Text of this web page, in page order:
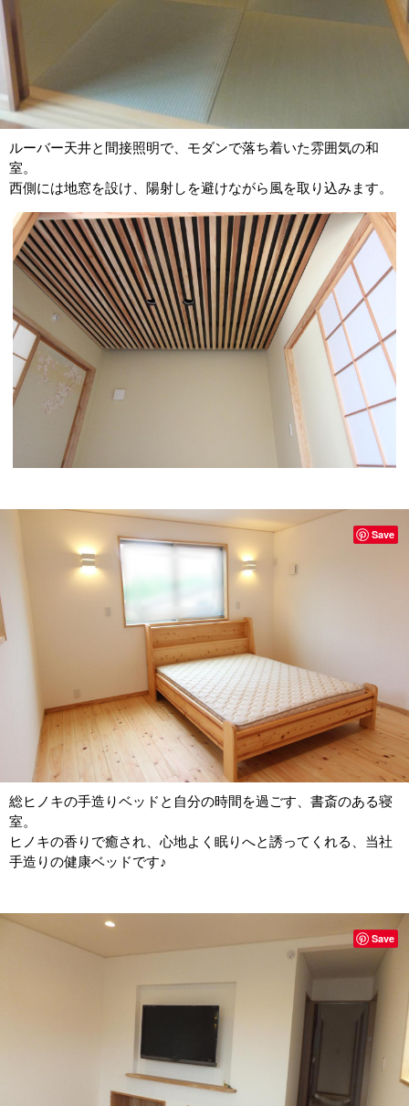
ルーバー天井と間接照明で、モダンで落ち着いた雰囲気の和
室。
西側には地窓を設け、陽射しを避けながら風を取り込みます。
総ヒノキの手造りベッドと自分の時間を過ごす、書斎のある寝
室。
ヒノキの香りで癒され、心地よく眠りへと誘ってくれる、当社
手造りの健康ベッドです♪
Save
Save